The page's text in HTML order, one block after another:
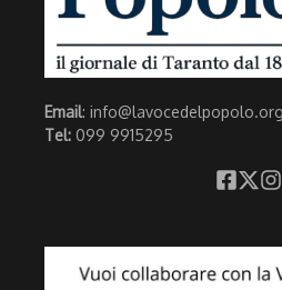
Email: info@lavocedelpopolo.org
Tel: 099 9915295